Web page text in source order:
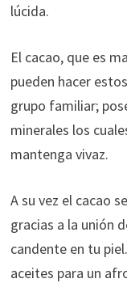
lúcida.
El cacao, que es
pueden hacer
grupo familiar;
minerales los
mantenga vivaz.
A su vez el cacao
gracias a la unión
candente en tu
aceites para un